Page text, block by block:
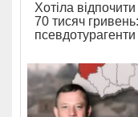
Хотіла
70 тисяч
псевдотурагенти